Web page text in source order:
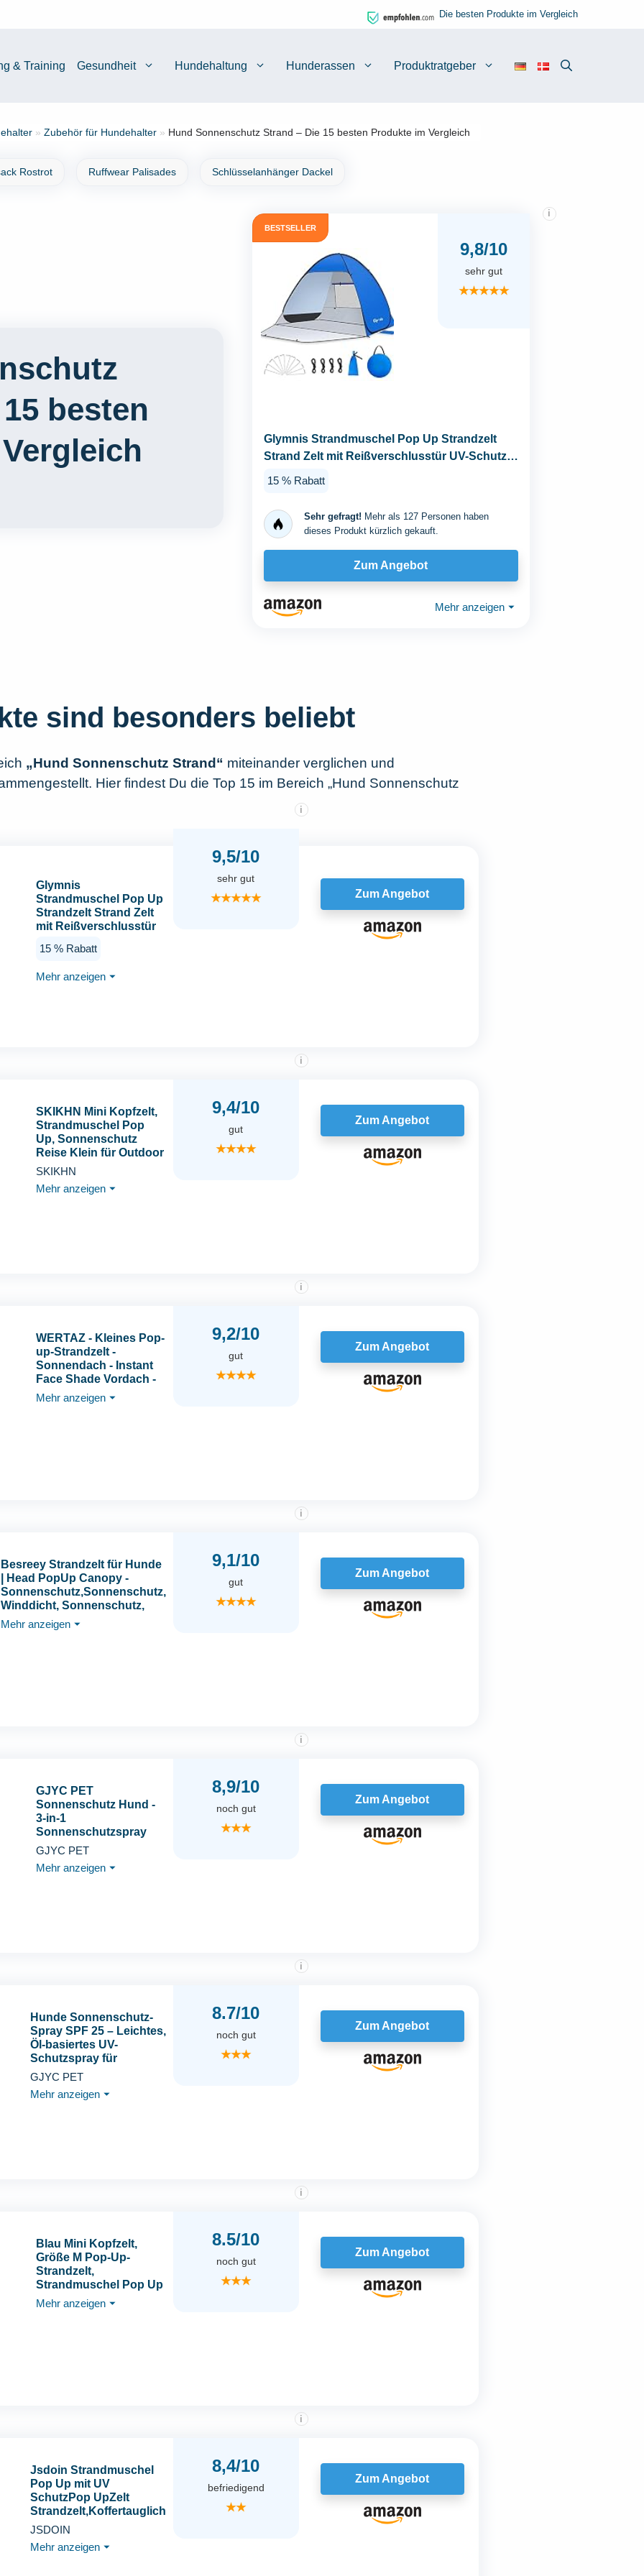
Die besten Produkte im Vergleich
& Training Gesundheit Hundehaltung Hunderassen Produktratgeber
» Zubehör für Hundehalter » Hund Sonnenschutz Strand – Die 15 besten Produkte im Vergleich
Rostrot Ruffwear Palisades Schlüsselanhänger Dackel
besten
BESTSELLER
9,8/10
i
sehr gut
★★★★★
Glymnis Strandmuschel Pop Up Strandzelt
Strand Zelt mit Reißverschlusstür UV-Schutz
15 % Rabatt
Sehr gefragt! Mehr als 127 Personen haben
dieses Produkt kürzlich gekauft.
Zum Angebot
Mehr anzeigen ⏷
sind besonders beliebt
„Hund Sonnenschutz Strand“ miteinander verglichen und
Hier findest Du die Top 15 im Bereich „Hund Sonnenschutz
Glymnis
Strandmuschel Pop Up
Strandzelt Strand Zelt
mit Reißverschlusstür
Windschutz kleines
Strandzelt
15 % Rabatt
Mehr anzeigen ⏷
9,5/10
i
sehr gut
★★★★★ Zum Angebot
SKIKHN Mini Kopfzelt,
Strandmuschel Pop
Up, Sonnenschutz
Reise Klein für Outdoor
Strand,
Sonnenschutz,
SKIKHN
Mehr anzeigen ⏷
9,4/10
i
gut
★★★★
Zum Angebot
WERTAZ - Kleines Pop-
up-Strandzelt -
Sonnendach - Instant
Face Shade Vordach -
Anti-UV - für Outdoor
Strand Camping
Mehr anzeigen ⏷
9,2/10
i
gut
★★★★
Zum Angebot
Besreey Strandzelt für Hunde
| Head PopUp Canopy -
Sonnenschutz,Sonnenschutz,
Winddicht, Sonnenschutz,
sofortiger Sonnenschutz für
kleine Haustiere
Mehr anzeigen ⏷
9,1/10
i
gut
★★★★
Zum Angebot
GJYC PET
Sonnenschutz Hund -
3-in-1
Sonnenschutzspray
SPF 25│ Schützt,
Schnelltrocknend,
GJYC PET
Mehr anzeigen ⏷
8,9/10
i
noch gut
★★★
Zum Angebot
Hunde Sonnenschutz-
Spray SPF 25 – Leichtes,
Öl-basiertes UV-
Schutzspray für
empfindliche Haut |
Feuchtigkeitsspendende
GJYC PET
Mehr anzeigen ⏷
8.7/10
i
noch gut
★★★
Zum Angebot
Blau Mini Kopfzelt,
Größe M Pop-Up-
Strandzelt,
Strandmuschel Pop Up
Mini, Tragbare
Kopfstütze Zelt,
Mehr anzeigen ⏷
8.5/10
i
noch gut
★★★
Zum Angebot
Jsdoin Strandmuschel
Pop Up mit UV
SchutzPop UpZelt
Strandzelt,Koffertauglich
Zelt für L (2-3)
Personen inkd. Wurfzelt
JSDOIN
Mehr anzeigen ⏷
8,4/10
i
befriedigend
★★
Zum Angebot